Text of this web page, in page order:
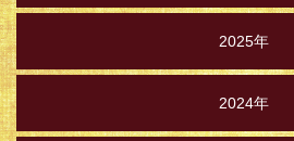
2025年
2024年